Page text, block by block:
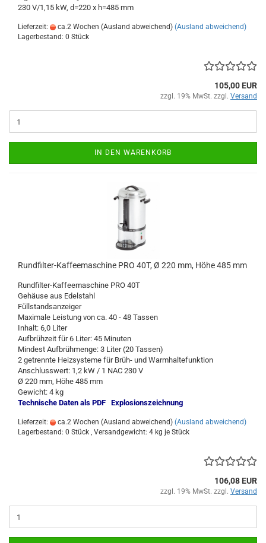
230 V/1,15 kW, d=220 x h=485 mm
Lieferzeit: ca.2 Wochen (Ausland abweichend) (Ausland abweichend)
Lagerbestand: 0 Stück
105,00 EUR
zzgl. 19% MwSt. zzgl. Versand
IN DEN WARENKORB
Rundfilter-Kaffeemaschine PRO 40T, Ø 220 mm, Höhe 485 mm
Rundfilter-Kaffeemaschine PRO 40T
Gehäuse aus Edelstahl
Füllstandsanzeiger
Maximale Leistung von ca. 40 - 48 Tassen
Inhalt: 6,0 Liter
Aufbrühzeit für 6 Liter: 45 Minuten
Mindest Aufbrühmenge: 3 Liter (20 Tassen)
2 getrennte Heizsysteme für Brüh- und Warmhaltefunktion
Anschlusswert: 1,2 kW / 1 NAC 230 V
Ø 220 mm, Höhe 485 mm
Gewicht: 4 kg
Technische Daten als PDF Explosionszeichnung
Lieferzeit: ca.2 Wochen (Ausland abweichend) (Ausland abweichend)
Lagerbestand: 0 Stück , Versandgewicht: 4 kg je Stück
106,08 EUR
zzgl. 19% MwSt. zzgl. Versand